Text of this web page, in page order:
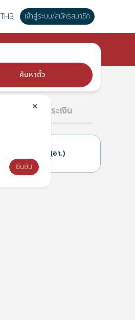
THB เข้าสู่ระบบ/สมัครสมาชิก
✕
ยืนยัน
ค้นหาตั๋ว
03 การชำระเงิน
22(อา.)